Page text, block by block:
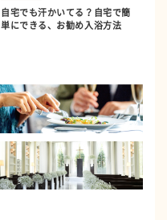
自宅でも汗かいてる？自宅で簡
単にできる、お勧め入浴方法